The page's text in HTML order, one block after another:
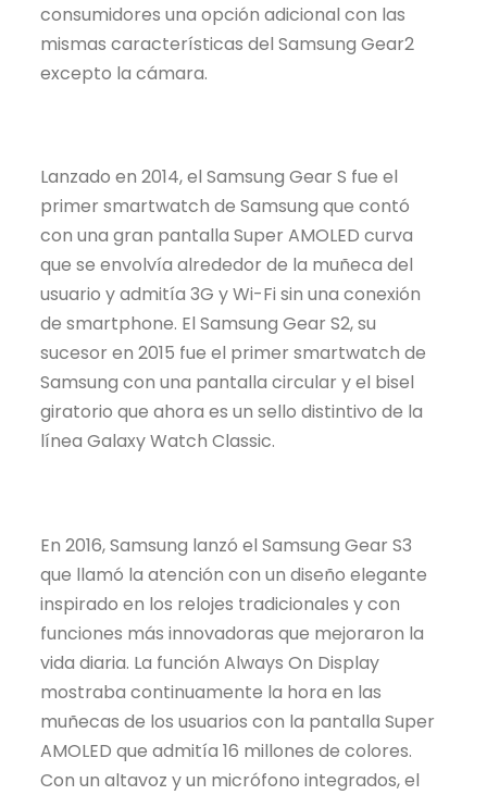
consumidores una opción adicional con las
mismas características del Samsung Gear2
excepto la cámara.
Lanzado en 2014, el Samsung Gear S fue el
primer smartwatch de Samsung que contó
con una gran pantalla Super AMOLED curva
que se envolvía alrededor de la muñeca del
usuario y admitía 3G y Wi-Fi sin una conexión
de smartphone. El Samsung Gear S2, su
sucesor en 2015 fue el primer smartwatch de
Samsung con una pantalla circular y el bisel
giratorio que ahora es un sello distintivo de la
línea Galaxy Watch Classic.
En 2016, Samsung lanzó el Samsung Gear S3
que llamó la atención con un diseño elegante
inspirado en los relojes tradicionales y con
funciones más innovadoras que mejoraron la
vida diaria. La función Always On Display
mostraba continuamente la hora en las
muñecas de los usuarios con la pantalla Super
AMOLED que admitía 16 millones de colores.
Con un altavoz y un micrófono integrados, el